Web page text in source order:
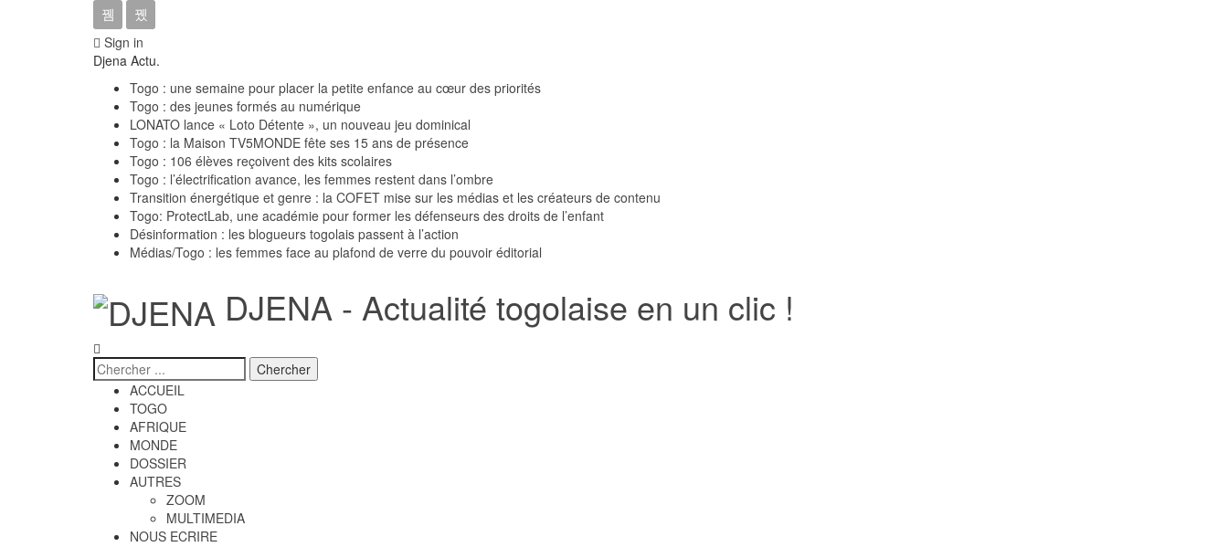
Sign in
Djena Actu.
Togo : une semaine pour placer la petite enfance au cœur des priorités
Togo : des jeunes formés au numérique
LONATO lance « Loto Détente », un nouveau jeu dominical
Togo : la Maison TV5MONDE fête ses 15 ans de présence
Togo : 106 élèves reçoivent des kits scolaires
Togo : l’électrification avance, les femmes restent dans l’ombre
Transition énergétique et genre : la COFET mise sur les médias et les créateurs de contenu
Togo: ProtectLab, une académie pour former les défenseurs des droits de l’enfant
Désinformation : les blogueurs togolais passent à l’action
Médias/Togo : les femmes face au plafond de verre du pouvoir éditorial
DJENA - Actualité togolaise en un clic !
ACCUEIL
TOGO
AFRIQUE
MONDE
DOSSIER
AUTRES
ZOOM
MULTIMEDIA
NOUS ECRIRE